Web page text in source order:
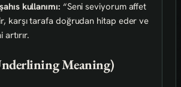
kullanımı: “Seni seviyorum affet
karşı tarafa doğrudan hitap eder ve
artırır.
Meaning)